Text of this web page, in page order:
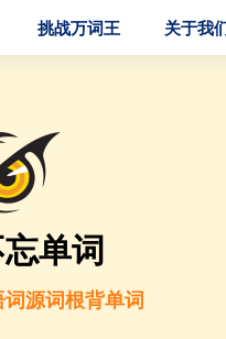
挑战万词王 关于我
单词
源词根背单词